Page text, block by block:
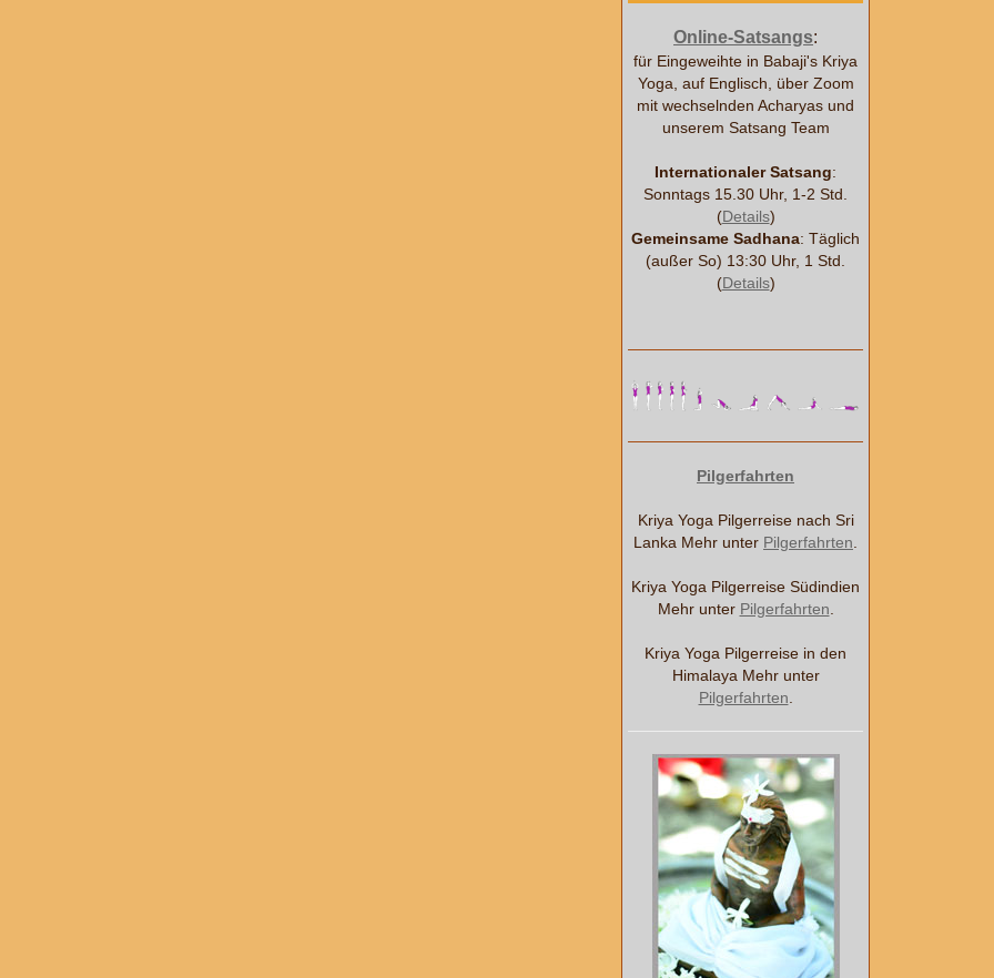
Online-Satsangs:
für Eingeweihte in Babaji's Kriya
Yoga, auf Englisch, über Zoom
mit wechselnden Acharyas und
unserem Satsang Team
Internationaler Satsang:
Sonntags 15.30 Uhr, 1-2 Std.
(Details)
Gemeinsame Sadhana: Täglich
(außer So) 13:30 Uhr, 1 Std.
(Details)
Pilgerfahrten
Kriya Yoga Pilgerreise nach Sri
Lanka Mehr unter Pilgerfahrten.
Kriya Yoga Pilgerreise Südindien
Mehr unter Pilgerfahrten.
Kriya Yoga Pilgerreise in den
Himalaya Mehr unter
Pilgerfahrten.